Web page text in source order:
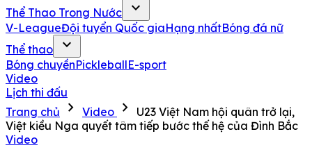
Thể Thao Trong Nước
expand_more
V-LeagueĐội tuyển Quốc giaHạng nhấtBóng đá nữ
Thể thao
expand_more
Bóng chuyềnPickleballE-sport
Video
Lịch thi đấu
Trang chủ
chevron_right Video chevron_right
U23 Việt Nam hội quân trở lại,
Việt kiều Nga quyết tâm tiếp bước thế hệ của Đình Bắc
Video